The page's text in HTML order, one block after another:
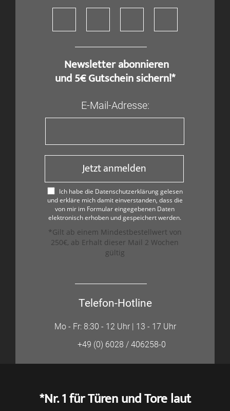
​ Newsletter abonnieren
und 5€ Gutschein sichern!*
E-Mail-Adresse:
Jetzt anmelden
Ich habe die Datenschutzerklärung gelesen
und erkläre mich damit einverstanden, dass die
von mir im Formular eingegebenen Daten
elektronisch erhoben und gespeichert werden.
*Gilt ab einem Mindestbestellwert von
250€, ab Erhalt dieser Mail 2 Wochen
gültig
Telefon-Hotline
Mo - Fr: 8:30 - 12 Uhr | 13 - 17 Uhr
+49 (0) 6028 / 406258-0
*Nr. 1 für Türen und Tore laut